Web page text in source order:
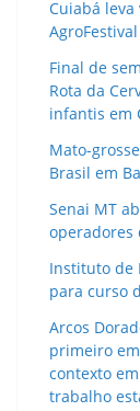
Cuiabá leva
Final de
Rota da
infantis em
Mato-
Brasil em
Senai MT
operadores
Instituto de
para curso
Arcos
primeiro
contexto
trabalho